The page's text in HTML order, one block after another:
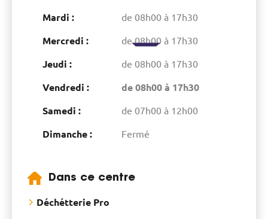
Mardi : de 08h00 à 17h30
Mercredi : de 08h00 à 17h30
Jeudi : de 08h00 à 17h30
Vendredi : de 08h00 à 17h30
Samedi : de 07h00 à 12h00
Dimanche : Fermé
Dans ce centre
Déchétterie Pro